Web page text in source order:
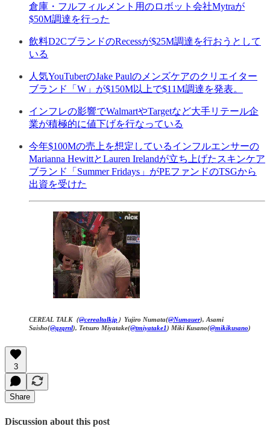
倉庫・フルフィルメント用のロボット会社Mytraが
$50M調達を行った
飲料D2CブランドのRecessが$25M調達を行おうとして
いる
人気YouTuberのJake Paulのメンズケアのクリエイター
ブランド「W」が$150M以上で$11M調達を発表。
インフレの影響でWalmartやTargetなど大手リテール企
業が積極的に値下げを行なっている
今年$100Mの売上を想定しているインフルエンサーの
Marianna HewittとLauren Irelandが立ち上げたスキンケア
ブランド「Summer Fridays」がPEファンドのTSGから
出資を受けた
CEREAL TALK（@cerealtalkjp ）Yujiro Numata(@Numauer), Asami
Saisho(@qzqrnl), Tetsuro Miyatake(@tmiyatake1) Miki Kusano(@mikikusano)
3
Share
Discussion about this post